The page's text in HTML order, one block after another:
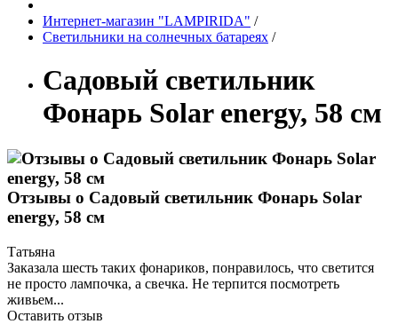
Интернет-магазин "LAMPIRIDA" /
Светильники на солнечных батареях /
Садовый светильник
Фонарь Solar energy, 58 см
Отзывы о Садовый светильник Фонарь Solar
energy, 58 см
Татьяна
Заказала шесть таких фонариков, понравилось, что светится
не просто лампочка, а свечка. Не терпится посмотреть
живьем...
Оставить отзыв